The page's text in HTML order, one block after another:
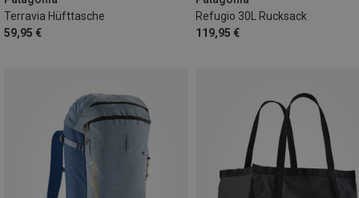
Terravia Hüfttasche
59,95 €
Refugio 30L Rucksack
119,95 €